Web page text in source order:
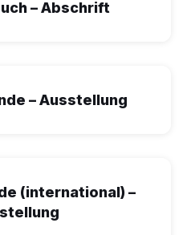
– Abschrift
– Ausstellung
(international) –